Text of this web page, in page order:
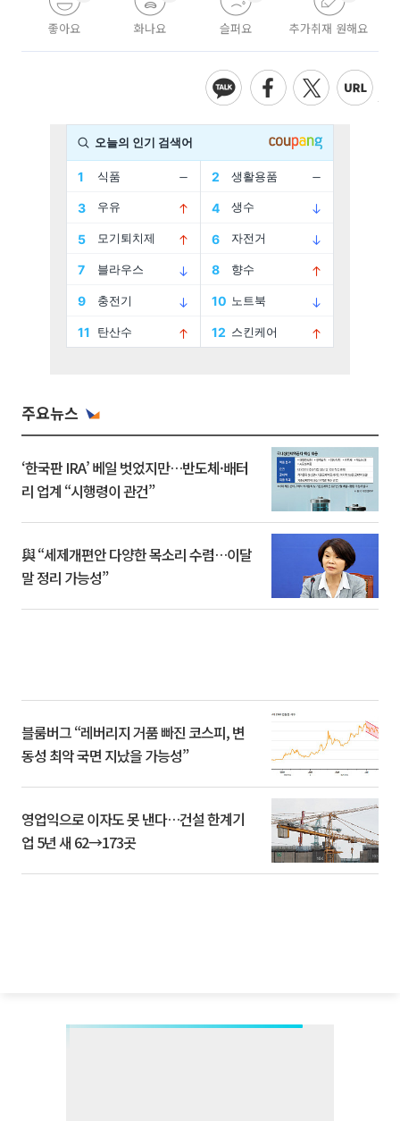
좋아요 화나요 슬퍼요 추가취재 원해요
주요뉴스
‘한국판 IRA’ 베일 벗었지만…반도체·배터
리 업계 “시행령이 관건”
與 “세제개편안 다양한 목소리 수렴…이달
말 정리 가능성”
블룸버그 “레버리지 거품 빠진 코스피, 변
동성 최악 국면 지났을 가능성”
영업익으로 이자도 못 낸다…건설 한계기
업 5년 새 62→173곳